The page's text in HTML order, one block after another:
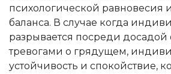
психологической равновесия
баланса. В случае когда
разрывается посреди
тревогами о грядущем,
устойчивость и спокойствие,